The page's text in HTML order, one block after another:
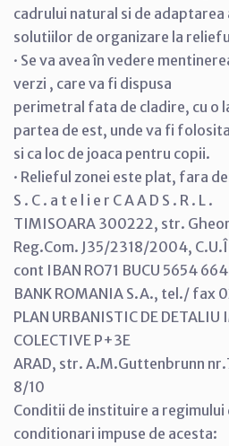
cadrului natural si de adaptarea
solutiilor de organizare la
· Se va avea în vedere
verzi , care va fi dispusa
perimetral fata de cladire, cu o
partea de est, unde va fi folosita
si ca loc de joaca pentru copii.
· Relieful zonei este plat, fara
S . C . a t e l i e r C A A D S . R . L .
TIMISOARA 300222, str.
Reg.Com. J35/2318/2004,
cont IBAN RO71 BUCU 5654
BANK ROMANIA S.A., tel./ fax
PLAN URBANISTIC DE
COLECTIVE P+3E
ARAD, str. A.M.Guttenbrunn
8/10
Conditii de instituire a
conditionari impuse de acesta: